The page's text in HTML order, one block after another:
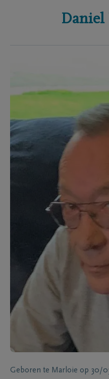
Daniel
Geboren te Marloie op 30/